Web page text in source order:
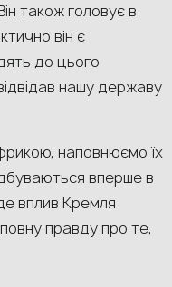
також головує в
він є
до цього
нашу державу
наповнюємо їх
вперше в
вплив Кремля
правду про те,